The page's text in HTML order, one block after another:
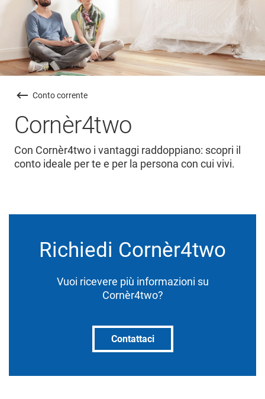
Conto corrente
Cornèr4two
Con Cornèr4two i vantaggi raddoppiano: scopri il
conto ideale per te e per la persona con cui vivi.
Richiedi Cornèr4two
Vuoi ricevere più informazioni su
Cornèr4two?
Contattaci